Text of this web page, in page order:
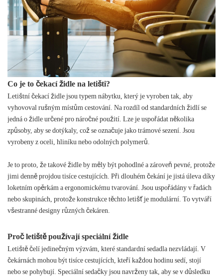
Co je to čekací židle na letišti?
Letištní čekací židle jsou typem nábytku, který je vyroben tak, aby
vyhovoval rušným místům cestování. Na rozdíl od standardních židlí se
jedná o židle určené pro náročné použití. Lze je uspořádat několika
způsoby, aby se dotýkaly, což se označuje jako trámové sezení. Jsou
vyrobeny z oceli, hliníku nebo odolných polymerů.
Je to proto, že takové židle by měly být pohodlné a zároveň pevné, protože
jimi denně projdou tisíce cestujících. Při dlouhém čekání je jistá úleva díky
loketním opěrkám a ergonomickému tvarování. Jsou uspořádány v řadách
nebo skupinách, protože konstrukce těchto letišť je modulární. To vytváří
všestranné designy různých čekáren.
Proč letiště používají speciální židle
Letiště čelí jedinečným výzvám, které standardní sedadla nezvládají. V
čekárnách mohou být tisíce cestujících, kteří každou hodinu sedí, stojí
nebo se pohybují. Speciální sedačky jsou navrženy tak, aby se v důsledku